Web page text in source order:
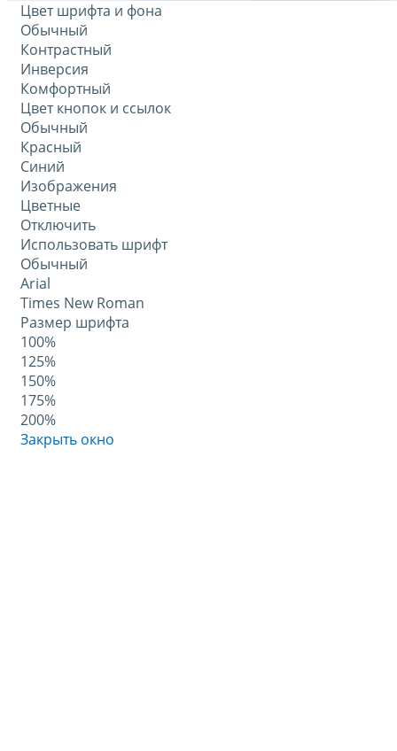
Цвет шрифта и фона
Обычный
Контрастный
Инверсия
Комфортный
Цвет кнопок и ссылок
Обычный
Красный
Синий
Изображения
Цветные
Отключить
Использовать шрифт
Обычный
Arial
Times New Roman
Размер шрифта
100%
125%
150%
175%
200%
Закрыть окно